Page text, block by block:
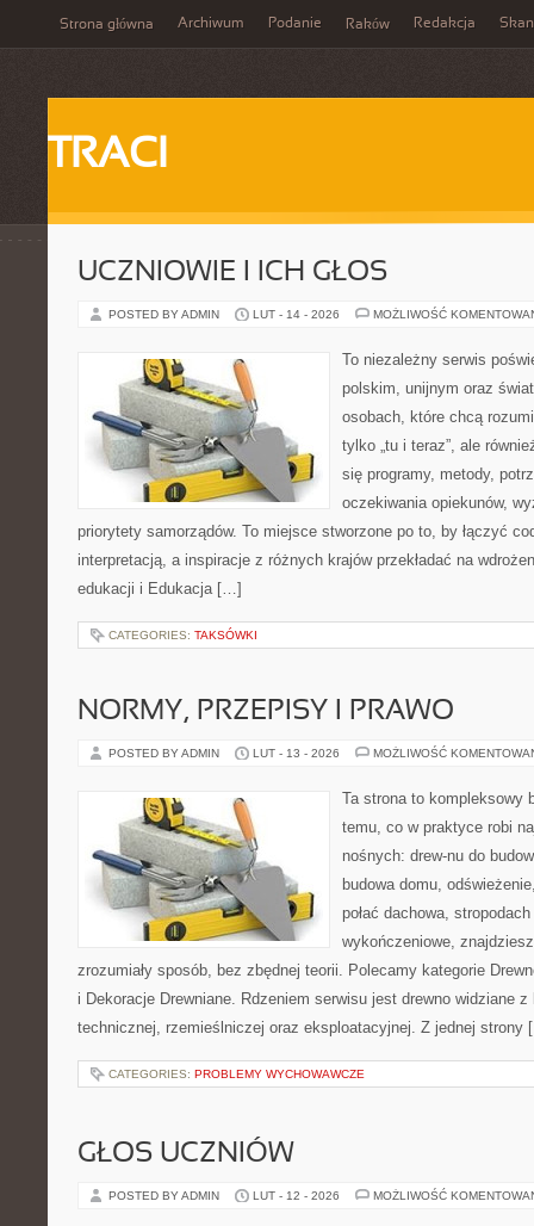
Strona główna Archiwum Podanie Raków Redakcja
TRACI
UCZNIOWIE I ICH GŁOS
POSTED BY ADMIN LUT - 14 - 2026 MOŻLIWOŚĆ
To niezależny serwis
polskim, unijnym oraz
osobach, które chcą
tylko „tu i teraz”, ale
się programy, metody,
oczekiwania opiekunów,
priorytety samorządów. To miejsce stworzone po to, by łączyć
interpretacją, a inspiracje z różnych krajów przekładać na
edukacji i Edukacja […]
CATEGORIES: TAKSÓWKI
NORMY, PRZEPISY I PRAWO
POSTED BY ADMIN LUT - 13 - 2026 MOŻLIWOŚĆ
Ta strona to kompleksowy
temu, co w praktyce robi
nośnych: drew-nu do
budowa domu,
połać dachowa,
wykończeniowe,
zrozumiały sposób, bez zbędnej teorii. Polecamy kategorie
i Dekoracje Drewniane. Rdzeniem serwisu jest drewno widziane
technicznej, rzemieślniczej oraz eksploatacyjnej. Z jednej strony
CATEGORIES: PROBLEMY WYCHOWAWCZE
GŁOS UCZNIÓW
POSTED BY ADMIN LUT - 12 - 2026 MOŻLIWOŚĆ